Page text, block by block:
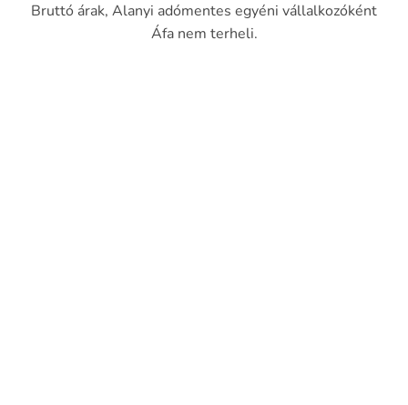
Bruttó árak, Alanyi adómentes egyéni vállalkozóként
Áfa nem terheli.